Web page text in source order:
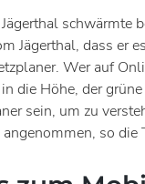
schwärmte
Jägerthal, dass er
Wer auf
die Höhe, der
sein, um zu
so die